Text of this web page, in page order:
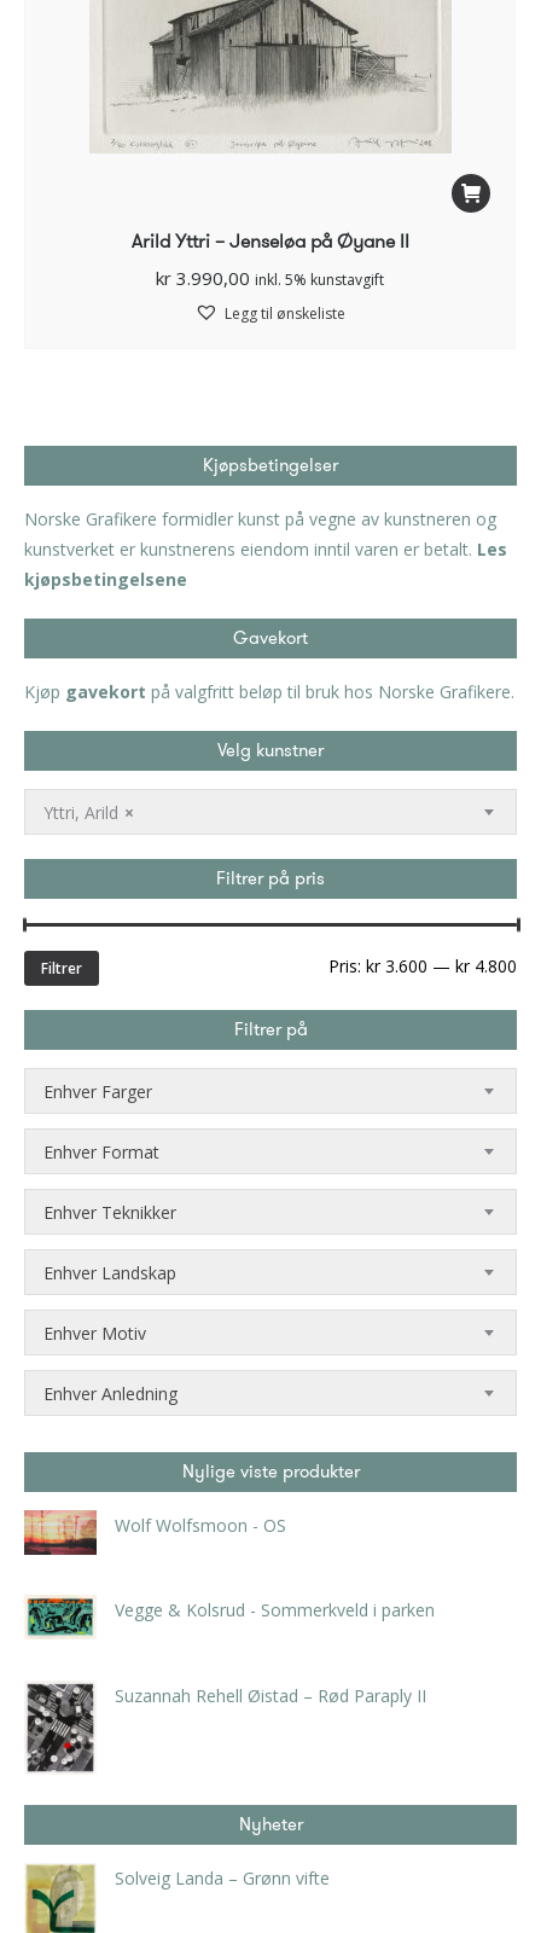
Arild Yttri – Jenseløa på Øyane II
kr 3.990,00 inkl. 5% kunstavgift
Legg til ønskeliste
Kjøpsbetingelser
Norske Grafikere formidler kunst på vegne av kunstneren og
kunstverket er kunstnerens eiendom inntil varen er betalt. Les
kjøpsbetingelsene
Gavekort
Kjøp gavekort på valgfritt beløp til bruk hos Norske Grafikere.
Velg kunstner
×
Yttri, Arild
Filtrer på pris
Filtrer Pris: kr 3.600 — kr 4.800
Filtrer på
Enhver Farger
Enhver Format
Enhver Teknikker
Enhver Landskap
Enhver Motiv
Enhver Anledning
Nylige viste produkter
Wolf Wolfsmoon - OS
Vegge & Kolsrud - Sommerkveld i parken
Suzannah Rehell Øistad – Rød Paraply II
Nyheter
Solveig Landa – Grønn vifte